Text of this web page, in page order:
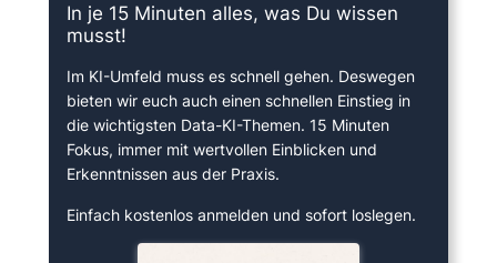
In je 15 Minuten alles, was Du wissen
musst!
Im KI-Umfeld muss es schnell gehen. Deswegen
bieten wir euch auch einen schnellen Einstieg in
die wichtigsten Data-KI-Themen. 15 Minuten
Fokus, immer mit wertvollen Einblicken und
Erkenntnissen aus der Praxis.
Einfach kostenlos anmelden und sofort loslegen.